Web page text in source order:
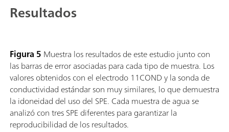
Resultados
Figura 5 Muestra los resultados de este estudio junto con
las barras de error asociadas para cada tipo de muestra. Los
valores obtenidos con el electrodo 11COND y la sonda de
conductividad estándar son muy similares, lo que demuestra
la idoneidad del uso del SPE. Cada muestra de agua se
analizó con tres SPE diferentes para garantizar la
reproducibilidad de los resultados.